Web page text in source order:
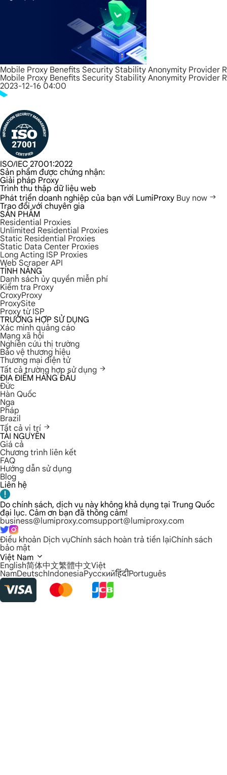
Mobile Proxy Benefits Security Stability Anonymity Provider
Mobile Proxy Benefits Security Stability Anonymity Provider
2023-12-16 04:00
ISO/IEC 27001:2022
Sản phẩm được chứng nhận:
Giải pháp Proxy
Trình thu thập dữ liệu web
Phát triển doanh nghiệp của bạn với LumiProxy Buy now
Trao đổi với chuyên gia
SẢN PHẨM
Residential Proxies
Unlimited Residential Proxies
Static Residential Proxies
Static Data Center Proxies
Long Acting ISP Proxies
Web Scraper API
TÍNH NĂNG
Danh sách ủy quyền miễn phí
Kiểm tra Proxy
CroxyProxy
ProxySite
Proxy từ ISP
TRƯỜNG HỢP SỬ DỤNG
Xác minh quảng cáo
Mạng xã hội
Nghiên cứu thị trường
Bảo vệ thương hiệu
Thương mại điện tử
Tất cả trường hợp sử dụng
ĐỊA ĐIỂM HÀNG ĐẦU
Đức
Hàn Quốc
Nga
Pháp
Brazil
Tất cả vị trí
TÀI NGUYÊN
Giá cả
Chương trình liên kết
FAQ
Hướng dẫn sử dụng
Blog
Liên hệ
Do chính sách, dịch vụ này không khả dụng tại Trung Quốc
đại lục. Cảm ơn bạn đã thông cảm!
business@lumiproxy.comsupport@lumiproxy.com
Điều khoản Dịch vụChính sách hoàn trả tiền lạiChính sách
bảo mật
Việt Nam
English简体中文繁體中文Việt
NamDeutschIndonesiaРусскийहिंदीPortuguês